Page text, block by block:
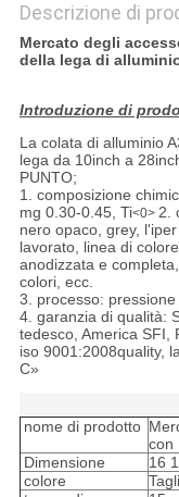
Descrizione di
Mercato degli
della lega di
Introduzione di
La colata di alluminio
lega da 10inch a
PUNTO;
1. composizione
mg 0.30-0.45, Ti<0> 2.
nero opaco, grey,
lavorato, linea di
anodizzata e
colori, ecc.
3. processo:
4. garanzia di qualità:
tedesco, America SFI,
iso 9001:2008quality,
C»
nome di prodotto
con
Dimensione
16
colore